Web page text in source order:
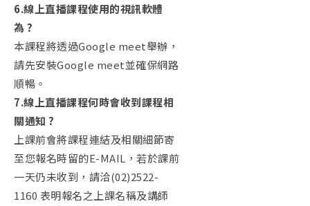
6.線上直播課程使用的視訊軟體
為 ?
本課程將透過Google meet舉辦，
請先安裝Google meet並確保網路
順暢。
7.線上直播課程何時會收到課程相
關通知 ?
上課前會將課程連結及相關細節寄
至您報名時留的E-MAIL，若於課前
一天仍未收到，請洽(02)2522-
1160 表明報名之上課名稱及講師